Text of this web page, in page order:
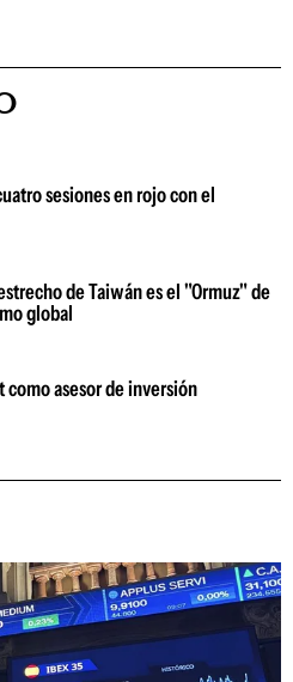
sesiones en rojo con el
de Taiwán es el "Ormuz" de
global
como asesor de inversión